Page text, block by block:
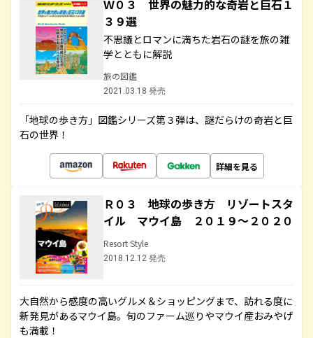
Ｗ０３ 世界の魅力的な奇岩と巨石１
３９選
不思議とロマンに満ちた岩石の謎を旅の雑
学とともに解説
旅の図鑑
2021.03.18 発売
「地球の歩き方」図鑑シリーズ第３弾は、謎だらけの奇岩と巨
石の世界！
詳細を見る
Ｒ０３ 地球の歩き方 リゾートスタ
イル マウイ島 ２０１９～２０２０
Resort Style
2018.12.12 発売
大自然から感度の高いグルメ＆ショッピングまで、訪れる度に
新発見があるマウイ島。旬のファーム巡りやマウイ産おみやげ
も満載！